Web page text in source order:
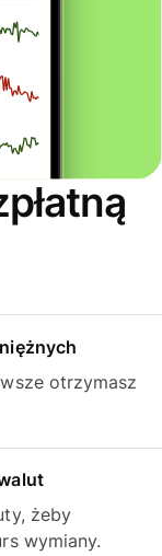
otrzymasz
żeby
wymiany.